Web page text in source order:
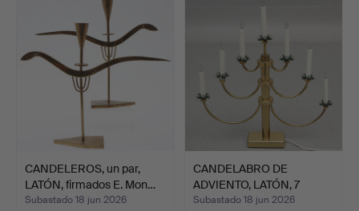
CANDELEROS, un par,
LATÓN, firmados E. Mon…
Subastado 18 jun 2026
CANDELABRO DE
ADVIENTO, LATÓN, 7
brazos, K…
Subastado 18 jun 2026